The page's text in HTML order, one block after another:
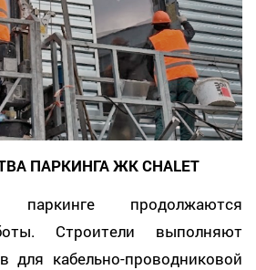
ПАРКИНГА ЖК CHALET
продолжаются
Строители выполняют
для кабельно-проводниковой